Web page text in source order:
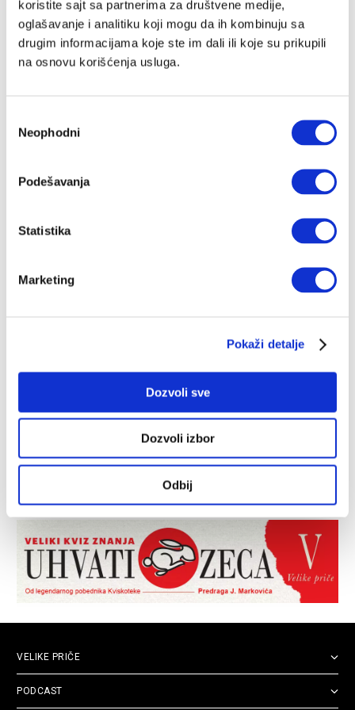
koristite sajt sa partnerima za društvene medije,
oglašavanje i analitiku koji mogu da ih kombinuju sa
drugim informacijama koje ste im dali ili koje su prikupili
na osnovu korišćenja usluga.
сагласности
Neophodni
Podešavanja
Statistika
Marketing
Pokaži detalje
Dozvoli sve
Dozvoli izbor
Odbij
VELIKE PRIČE
PODCAST